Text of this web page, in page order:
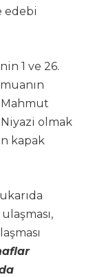
edebi
1 ve 26.
Mahmut
Niyazi olmak
kapak